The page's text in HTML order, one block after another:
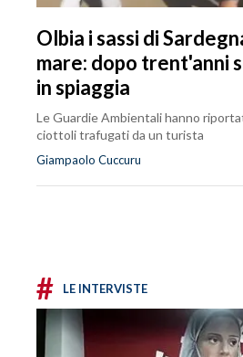
Olbia i sassi di
mare: dopo trent'anni
in spiaggia
Le Guardie Ambientali hanno
ciottoli trafugati da un turista
Giampaolo Cuccuru
# LE INTERVISTE